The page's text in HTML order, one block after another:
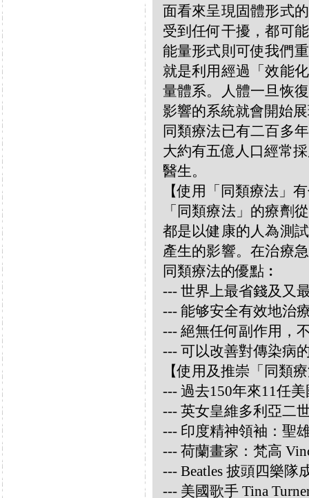
面看來呈現固體形式
受到任何干擾，都可
能量形式則可使我們
就是利用經過「效能
量體系。人體一旦恢
影響的系統就會開始
同類療法已有二百多
大約有五億人口經常
醫生。
【使用「同類療法」
「同類療法」的療劑
都是以健康的人為測
產生的影響。在治療
同類療法的優點︰
--- 世界上最省錢及又
--- 能够安全有效地治
--- 絕無任何副作用，
--- 可以改善對傳染病
【使用及推崇「同類
--- 過去150年來11任
--- 英女皇維多利亞二
--- 印度精神領袖：聖
--- 荷蘭畫家：梵高
--- Beatles 披頭四樂隊
--- 美國歌手 Tina